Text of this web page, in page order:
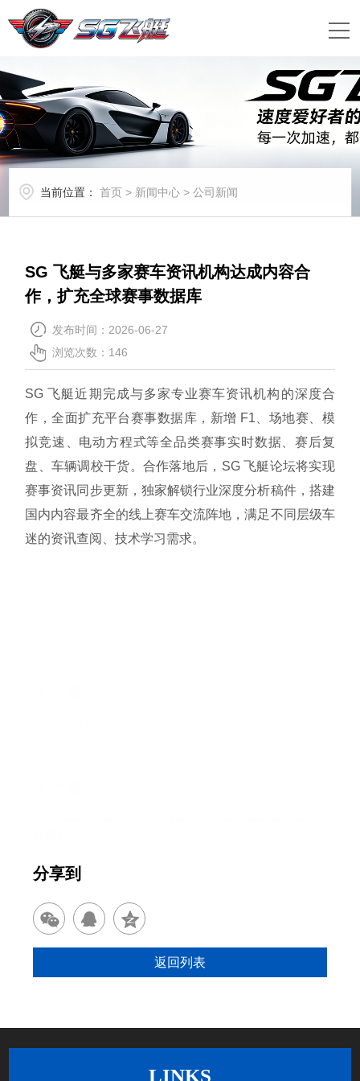
当前位置： 首页 > 新闻中心 >公司新闻
SG 飞艇与多家赛车资讯机构达成内容合
作，扩充全球赛事数据库
发布时间：2026-06-27
浏览次数： 146
SG 飞艇近期完成与多家专业赛车资讯机构的深度合
作，全面扩充平台赛事数据库，新增 F1、场地赛、模
拟竞速、电动方程式等全品类赛事实时数据、赛后复
盘、车辆调校干货。合作落地后，SG 飞艇论坛将实现
赛事资讯同步更新，独家解锁行业深度分析稿件，搭建
国内内容最齐全的线上赛车交流阵地，满足不同层级车
迷的资讯查阅、技术学习需求。
分享到
返回列表
LINKS